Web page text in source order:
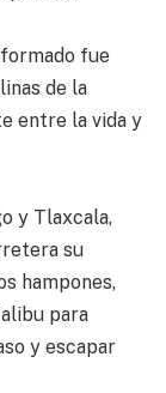
fue
de la
entre la vida y
y Tlaxcala,
su
hampones,
para
y escapar